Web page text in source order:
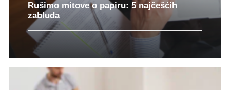
Rušimo mitove o papiru: 5 najčešćih
zabluda